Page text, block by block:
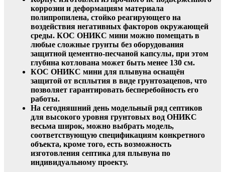
коррозии и деформациям материала
полипропилена, стойко реагирующего на
воздействия негативных факторов окружающей
среды. КОС ОНИКС мини можно помещать в
любые сложные грунты без оборудования
защитной цементно-песчаной капсулы, при этом
глубина котлована может быть менее 130 см.
КОС ОНИКС мини для плывуна оснащён
защитой от всплытия в виде грунтозацепов, что
позволяет гарантировать бесперебойность его
работы.
На сегодняшний день модельный ряд септиков
для высокого уровня грунтовых вод ОНИКС
весьма широк, можно выбрать модель,
соответствующую спецификациям конкретного
объекта, кроме того, есть возможность
изготовления септика для плывуна по
индивидуальному проекту.